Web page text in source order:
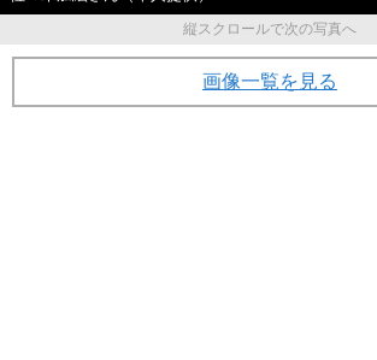
縦スクロールで次の写真へ
画像一覧を見る